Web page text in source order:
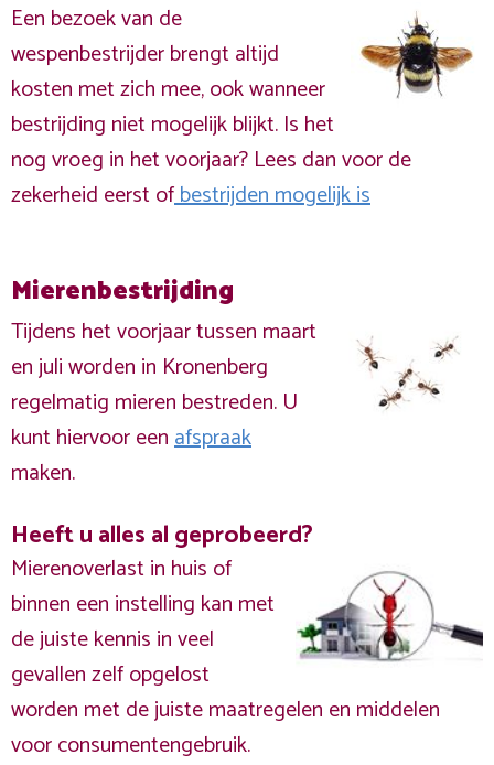
Een bezoek van de
wespenbestrijder brengt altijd
kosten met zich mee, ook wanneer
bestrijding niet mogelijk blijkt. Is het
nog vroeg in het voorjaar? Lees dan voor de
zekerheid eerst ofbestrijden mogelijk is
Mierenbestrijding
Tijdens het voorjaar tussen maart
en juli worden in Kronenberg
regelmatig mieren bestreden. U
kunt hiervoor eenafspraak
maken.
Heeft u alles al geprobeerd?
Mierenoverlast in huis of
binnen een instelling kan met
de juiste kennis in veel
gevallen zelf opgelost
worden met de juiste maatregelen en middelen
voor consumentengebruik.